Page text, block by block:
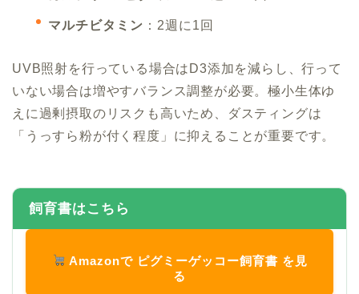
マルチビタミン ：2週に1回
UVB照射を行っている場合はD3添加を減らし、行って
いない場合は増やすバランス調整が必要。極小生体ゆ
えに過剰摂取のリスクも高いため、ダスティングは
「うっすら粉が付く程度」に抑えることが重要です。
飼育書はこちら
Amazonで ピグミーゲッコー飼育書 を見
る